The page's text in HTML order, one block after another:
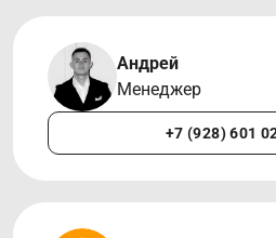
Андрей
Менеджер
+7 (928) 601